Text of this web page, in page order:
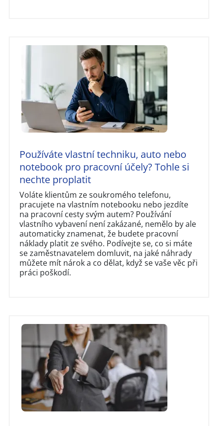
Používáte vlastní techniku, auto nebo
notebook pro pracovní účely? Tohle si
nechte proplatit
Voláte klientům ze soukromého telefonu,
pracujete na vlastním notebooku nebo jezdíte
na pracovní cesty svým autem? Používání
vlastního vybavení není zakázané, nemělo by ale
automaticky znamenat, že budete pracovní
náklady platit ze svého. Podívejte se, co si máte
se zaměstnavatelem domluvit, na jaké náhrady
můžete mít nárok a co dělat, když se vaše věc při
práci poškodí.